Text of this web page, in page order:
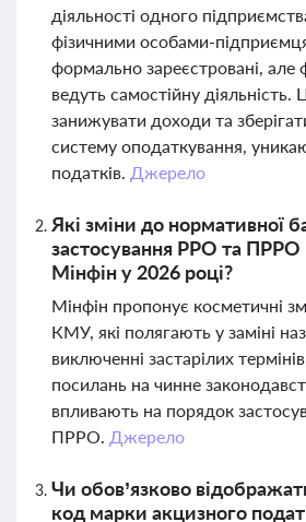
діяльності одного
фізичними особами-
формально зареєстровані, але
ведуть самостійну діяльність.
занижувати доходи та
систему оподаткування,
податків. Джерело
Які зміни до нормативної
застосування РРО та ПРРО
Мінфін у 2026 році?
Мінфін пропонує косметичні
КМУ, які полягають у заміні
виключенні застарілих
посилань на чинне
впливають на порядок
ПРРО. Джерело
Чи обов’язково
код марки акцизного